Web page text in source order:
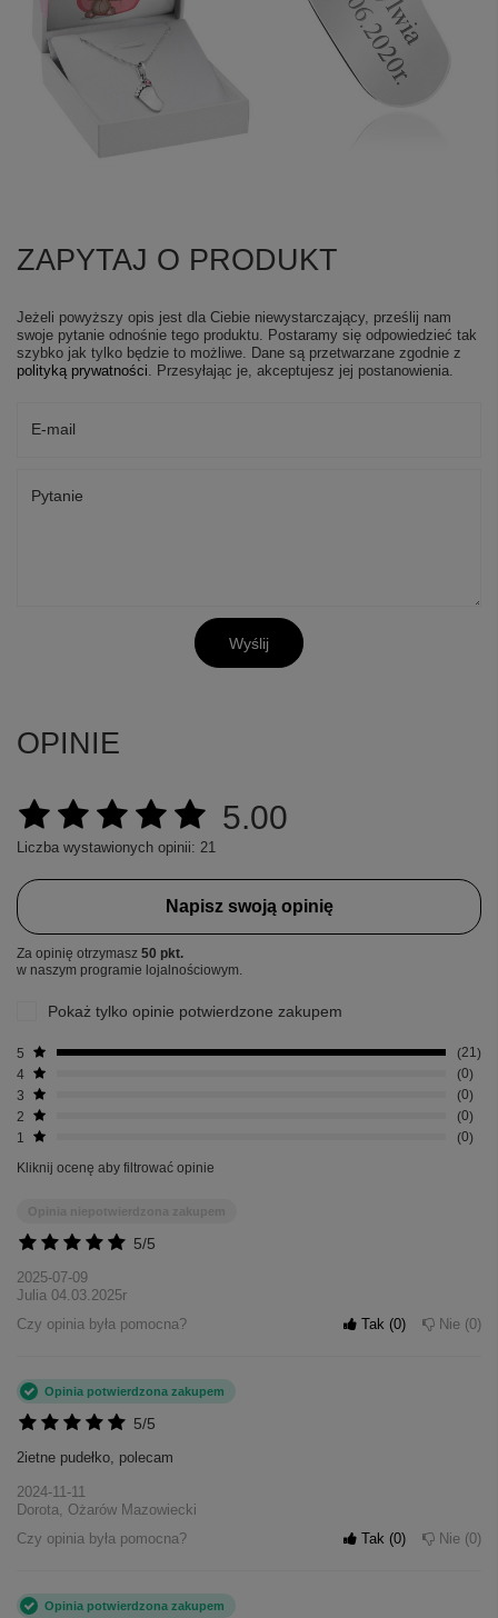
ZAPYTAJ O PRODUKT
Jeżeli powyższy opis jest dla Ciebie niewystarczający, prześlij nam
swoje pytanie odnośnie tego produktu. Postaramy się odpowiedzieć tak
szybko jak tylko będzie to możliwe. Dane są przetwarzane zgodnie z
polityką prywatności. Przesyłając je, akceptujesz jej postanowienia.
E-mail
Pytanie
Wyślij
OPINIE
5.00
Liczba wystawionych opinii: 21
Napisz swoją opinię
Za opinię otrzymasz 50 pkt.
w naszym programie lojalnościowym.
Pokaż tylko opinie potwierdzone zakupem
5
21
4
0
3
0
2
0
1
0
Kliknij ocenę aby filtrować opinie
5/5
2025-07-09
Julia 04.03.2025r
Czy opinia była pomocna?
Tak 0 Nie 0
5/5
Opinia potwierdzona zakupem
2ietne pudełko, polecam
2024-11-11
Dorota, Ożarów Mazowiecki
Czy opinia była pomocna?
Tak 0 Nie 0
Opinia potwierdzona zakupem